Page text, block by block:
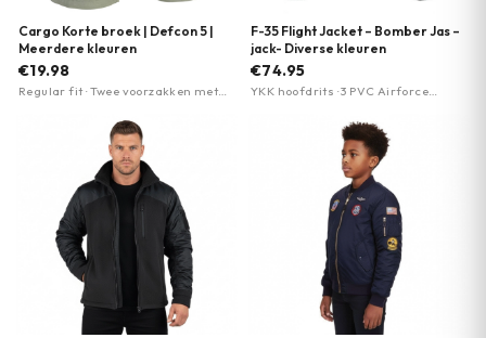
Cargo Korte broek | Defcon 5 |
Meerdere kleuren
€19.98
Regular fit · Twee voorzakken met
F-35 Flight Jacket – Bomber Jas –
jack- Diverse kleuren
€74.95
YKK hoofdrits · 3 PVC Airforce